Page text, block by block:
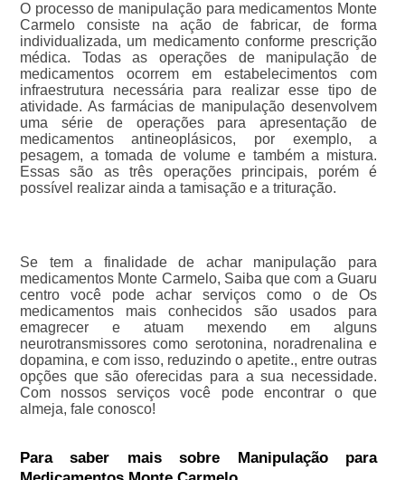
O processo de manipulação para medicamentos Monte
Carmelo consiste na ação de fabricar, de forma
individualizada, um medicamento conforme prescrição
médica. Todas as operações de manipulação de
medicamentos ocorrem em estabelecimentos com
infraestrutura necessária para realizar esse tipo de
atividade. As farmácias de manipulação desenvolvem
uma série de operações para apresentação de
medicamentos antineoplásicos, por exemplo, a
pesagem, a tomada de volume e também a mistura.
Essas são as três operações principais, porém é
possível realizar ainda a tamisação e a trituração.
Se tem a finalidade de achar manipulação para
medicamentos Monte Carmelo, Saiba que com a Guaru
centro você pode achar serviços como o de Os
medicamentos mais conhecidos são usados para
emagrecer e atuam mexendo em alguns
neurotransmissores como serotonina, noradrenalina e
dopamina, e com isso, reduzindo o apetite., entre outras
opções que são oferecidas para a sua necessidade.
Com nossos serviços você pode encontrar o que
almeja, fale conosco!
Para saber mais sobre Manipulação para